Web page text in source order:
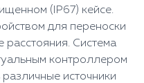
(IP67) кейсе.
для переноски
Система
контроллером
источники